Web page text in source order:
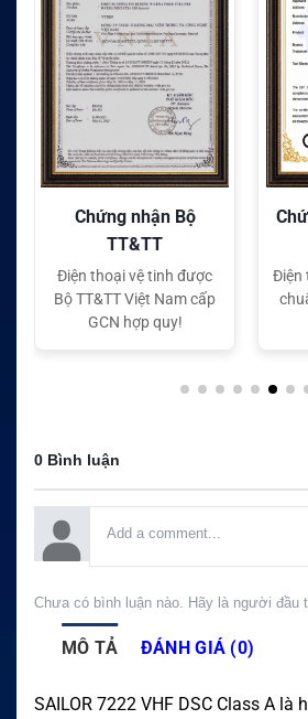
Chứng nhận Bộ
TT&TT
Điện thoại vệ tinh được
Bộ TT&TT Việt Nam cấp
GCN hợp quy!
Điện
0 Bình luận
Chưa có bình luận nào. Hãy là người đầu
MÔ TẢ ĐÁNH GIÁ (0)
SAILOR 7222 VHF DSC Class A là